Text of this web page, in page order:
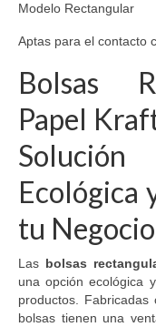
Modelo Rectangular
Aptas para el contacto
Bolsas
Papel
Ecológica
tu
Las bolsas
una opción ecológica
productos.
bolsas tienen una